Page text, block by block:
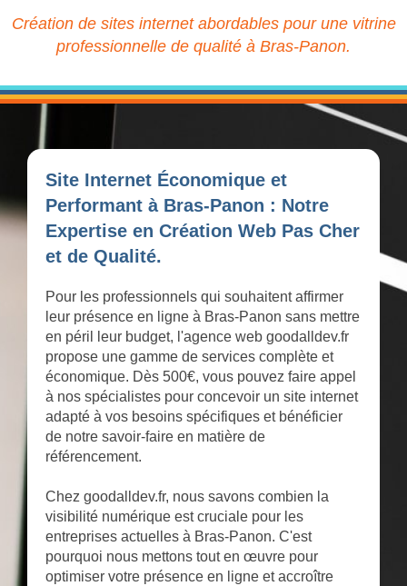
Création de sites internet abordables pour une vitrine
professionnelle de qualité à Bras-Panon.
Site Internet Économique et
Performant à Bras-Panon : Notre
Expertise en Création Web Pas Cher
et de Qualité.
Pour les professionnels qui souhaitent affirmer
leur présence en ligne à Bras-Panon sans mettre
en péril leur budget, l'agence web goodalldev.fr
propose une gamme de services complète et
économique. Dès 500€, vous pouvez faire appel
à nos spécialistes pour concevoir un site internet
adapté à vos besoins spécifiques et bénéficier
de notre savoir-faire en matière de
référencement.
Chez goodalldev.fr, nous savons combien la
visibilité numérique est cruciale pour les
entreprises actuelles à Bras-Panon. C'est
pourquoi nous mettons tout en œuvre pour
optimiser votre présence en ligne et accroître